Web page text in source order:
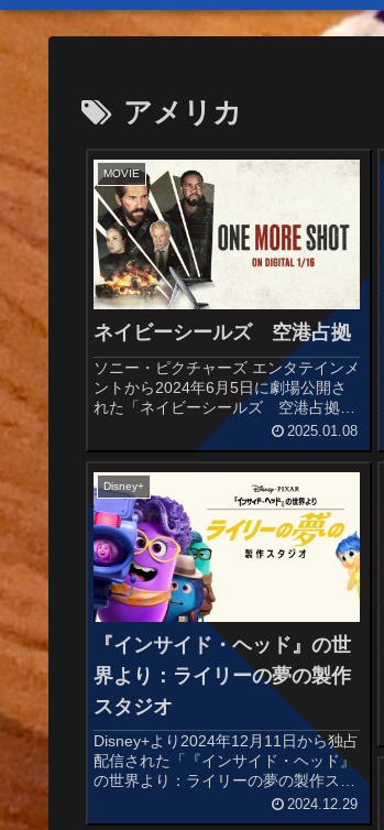
アメリカ
MOVIE
ネイビーシールズ 空港占拠
ソニー・ピクチャーズ エンタテインメ
ントから2024年6月5日に劇場公開さ
れた「ネイビーシールズ 空港占拠」
の感想記事です。『ネイビーシールズ
ローグ・ネイション』(2021)の続編作
品。オススメ度あらすじ＆予告編ポー
ランドでの米軍施設の襲...
2025.01.08
Disney+
『インサイド・ヘッド』の世
界より：ライリーの夢の製作
スタジオ
Disney+より2024年12月11日から独占
配信された「『インサイド・ヘッド』
の世界より：ライリーの夢の製作スタ
ジオ」の感想記事です。ピクサー・ア
ニメーション・スタジオの大ヒット映
2024.12.29